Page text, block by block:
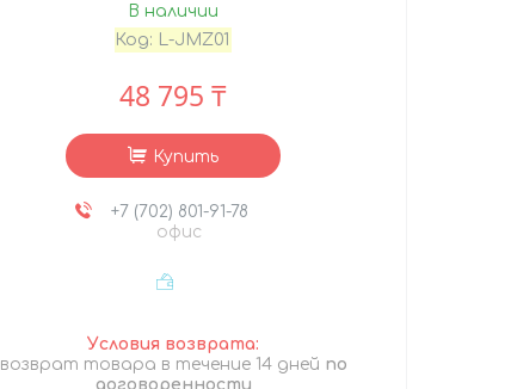
В наличии
Код:
L-JMZ01
48 795 ₸
Купить
+7 (702) 801-91-78
офис
возврат товара в течение 14 дней по
договоренности